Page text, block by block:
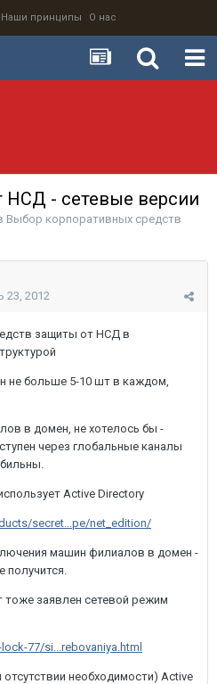
Наши принципы О нас
НСД - сетевые версии
Выбор корпоративных средств
23, 2012
защиты от НСД в
не больше 5-10 шт в каждом,
в домен, не хотелось бы -
через глобальные каналы
Active Directory
secret...pe/net_edition/
машин филиалов в домен -
получится.
заявлен сетевой режим
77/si...rebovaniya.html
необходимости) Active